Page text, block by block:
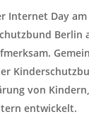
Internet Day
Berlin
von
entwickelt.